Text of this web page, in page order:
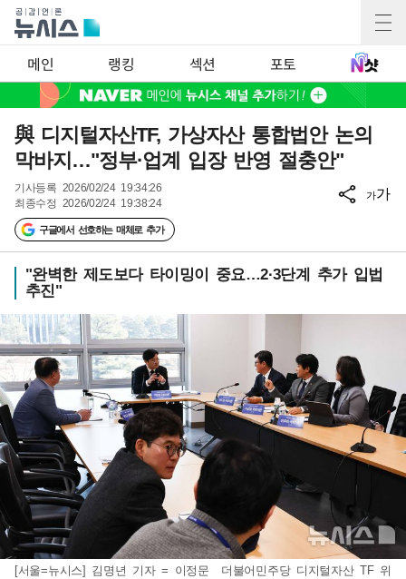
메인 랭킹 섹션 포토
與 디지털자산TF, 가상자산 통합법안 논의
막바지…"정부·업계 입장 반영 절충안"
기사등록 2026/02/24 19:34:26
최종수정 2026/02/24 19:38:24
구글에서 선호하는 매체로 추가
가가
"완벽한 제도보다 타이밍이 중요…2·3단계 추가 입법
추진"
[서울=뉴시스] 김명년 기자 = 이정문 더불어민주당 디지털자산 TF 위